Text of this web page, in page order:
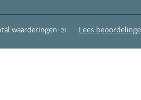
waarderingen: 21 Lees